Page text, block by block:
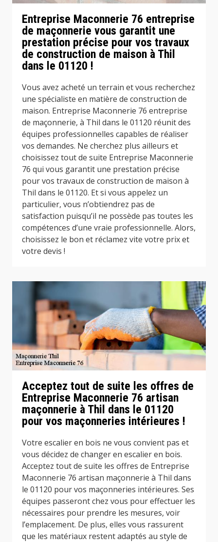
Entreprise Maconnerie 76 entreprise
de maçonnerie vous garantit une
prestation précise pour vos travaux
de construction de maison à Thil
dans le 01120 !
Vous avez acheté un terrain et vous recherchez
une spécialiste en matière de construction de
maison. Entreprise Maconnerie 76 entreprise
de maçonnerie, à Thil dans le 01120 réunit des
équipes professionnelles capables de réaliser
vos demandes. Ne cherchez plus ailleurs et
choisissez tout de suite Entreprise Maconnerie
76 qui vous garantit une prestation précise
pour vos travaux de construction de maison à
Thil dans le 01120. Et si vous appelez un
particulier, vous n’obtiendrez pas de
satisfaction puisqu’il ne possède pas toutes les
compétences d’une vraie professionnelle. Alors,
choisissez le bon et réclamez vite votre prix et
votre devis !
Acceptez tout de suite les offres de
Entreprise Maconnerie 76 artisan
maçonnerie à Thil dans le 01120
pour vos maçonneries intérieures !
Votre escalier en bois ne vous convient pas et
vous décidez de changer en escalier en bois.
Acceptez tout de suite les offres de Entreprise
Maconnerie 76 artisan maçonnerie à Thil dans
le 01120 pour vos maçonneries intérieures. Ses
équipes passeront chez vous pour effectuer les
nécessaires pour prendre les mesures, voir
l’emplacement. De plus, elles vous rassurent
que les matériaux restent adaptés au style de